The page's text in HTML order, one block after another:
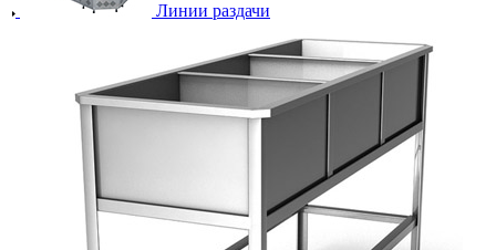
Линии раздачи